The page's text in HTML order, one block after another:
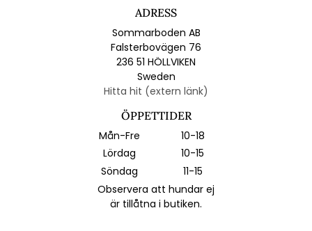
ADRESS
Sommarboden AB
Falsterbovägen 76
236 51 HÖLLVIKEN
Sweden
Hitta hit (extern länk)
ÖPPETTIDER
Mån-Fre
10-18
Lördag
10-15
Söndag
11-15
Observera att hundar ej
är tillåtna i butiken.